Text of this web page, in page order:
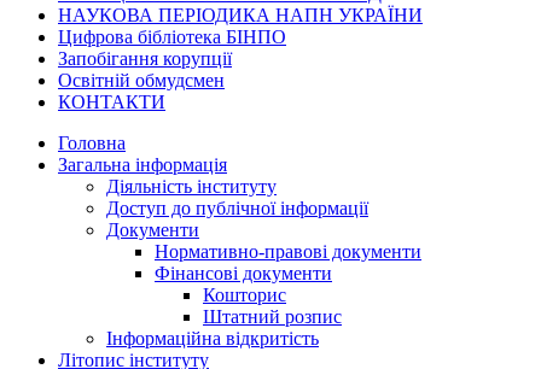
НАУКОВА ПЕРІОДИКА НАПН УКРАЇНИ
Цифрова бібліотека БІНПО
Запобігання корупції
Освітній обмудсмен
КОНТАКТИ
Головна
Загальна інформація
Діяльність інституту
Доступ до публічної інформації
Документи
Нормативно-правові документи
Фінансові документи
Кошторис
Штатний розпис
Інформаційна відкритість
Літопис інституту